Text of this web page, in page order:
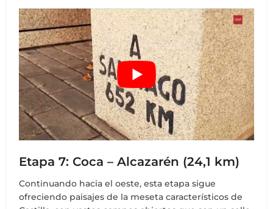
Etapa 7: Coca – Alcazarén (24,1 km)
Continuando hacia el oeste, esta etapa sigue
ofreciendo paisajes de la meseta característicos de